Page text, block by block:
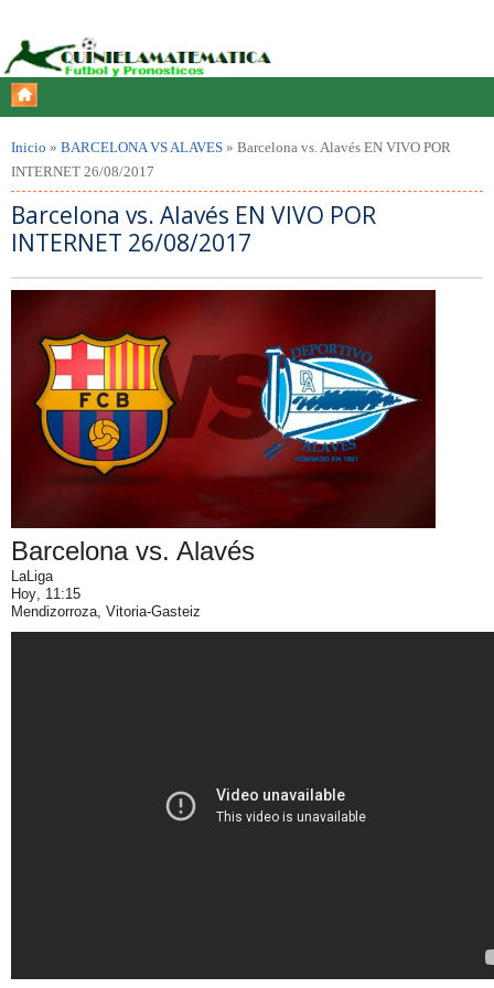
Inicio » BARCELONA VS ALAVES » Barcelona vs. Alavés EN VIVO POR
INTERNET 26/08/2017
Barcelona vs. Alavés EN VIVO POR
INTERNET 26/08/2017
Barcelona vs. Alavés
LaLiga
Hoy, 11:15
Mendizorroza, Vitoria-Gasteiz